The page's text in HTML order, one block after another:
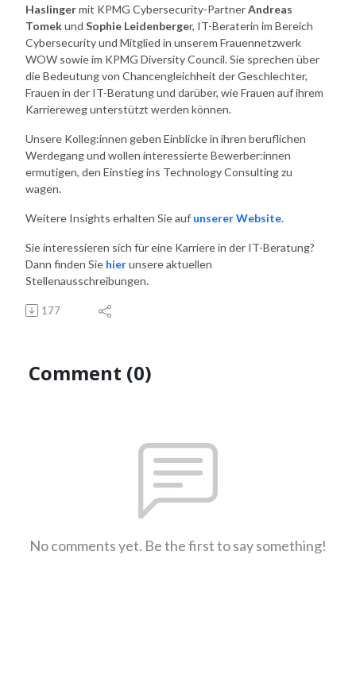
Haslingermit KPMG Cybersecurity-PartnerAndreas
Tomekund Sophie Leidenberger, IT-Beraterin im Bereich
Cybersecurity und Mitglied in unserem Frauennetzwerk
WOW sowie im KPMG Diversity Council. Sie sprechen über
die Bedeutung von Chancengleichheit der Geschlechter,
Frauen in der IT-Beratung und darüber, wie Frauen auf ihrem
Karriereweg unterstützt werden können.
Unsere Kolleg:innen geben Einblicke in ihren beruflichen
Werdegang und wollen interessierte Bewerber:innen
ermutigen, den Einstieg ins Technology Consulting zu
wagen.
Weitere Insights erhalten Sie auf unserer Website.
Sie interessieren sich für eine Karriere in der IT-Beratung?
Dann finden Sie hierunsere aktuellen
Stellenausschreibungen.
177
Comment (0)
No comments yet. Be the first to say something!